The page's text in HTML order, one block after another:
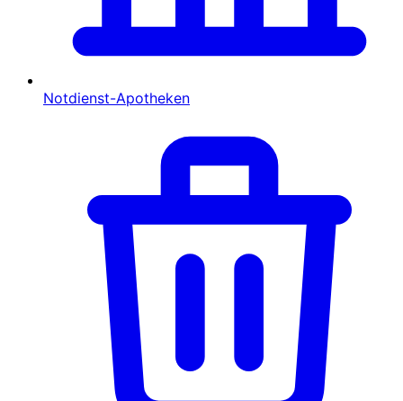
Notdienst-Apotheken